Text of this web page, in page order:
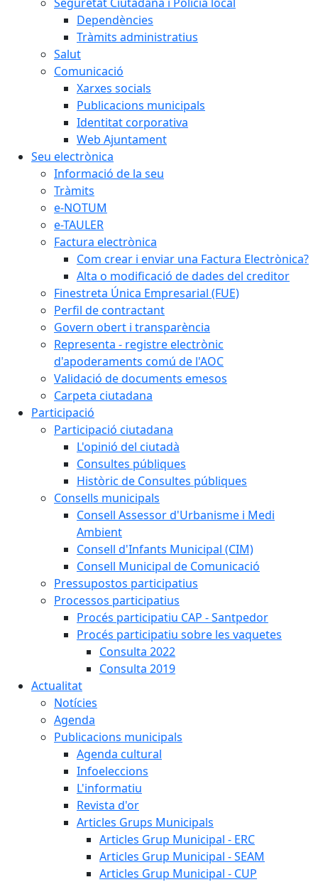
Dependències
Tràmits administratius
Salut
Comunicació
Xarxes socials
Publicacions municipals
Identitat corporativa
Web Ajuntament
Seu electrònica
Informació de la seu
Tràmits
e-NOTUM
e-TAULER
Factura electrònica
Com crear i enviar una Factura Electrònica?
Alta o modificació de dades del creditor
Finestreta Única Empresarial (FUE)
Perfil de contractant
Govern obert i transparència
Representa - registre electrònic
d'apoderaments comú de l'AOC
Validació de documents emesos
Carpeta ciutadana
Participació
Participació ciutadana
L'opinió del ciutadà
Consultes públiques
Històric de Consultes públiques
Consells municipals
Consell Assessor d'Urbanisme i Medi
Ambient
Consell d'Infants Municipal (CIM)
Consell Municipal de Comunicació
Pressupostos participatius
Processos participatius
Procés participatiu CAP - Santpedor
Procés participatiu sobre les vaquetes
Consulta 2022
Consulta 2019
Actualitat
Notícies
Agenda
Publicacions municipals
Agenda cultural
Infoeleccions
L'informatiu
Revista d'or
Articles Grups Municipals
Articles Grup Municipal - ERC
Articles Grup Municipal - SEAM
Articles Grup Municipal - CUP